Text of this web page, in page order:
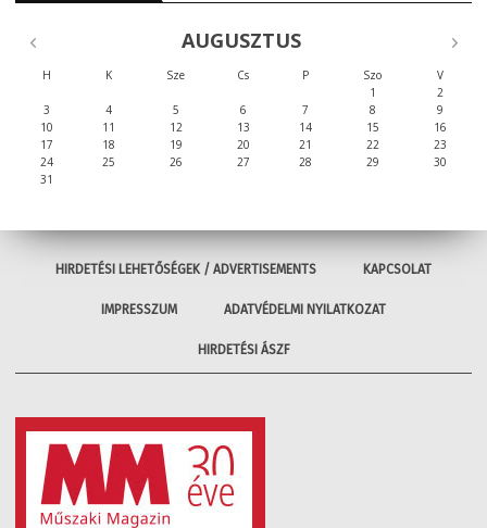
AUGUSZTUS
H K Sze Cs P Szo
V
1
2
3
4 5 6 7 8
9
10
11 12 13 14 15
16
17
18 19 20 21 22
23
24
25 26 27 28 29
30
31
HIRDETÉSI LEHETŐSÉGEK / ADVERTISEMENTS KAPCSOLAT
IMPRESSZUM ADATVÉDELMI NYILATKOZAT
HIRDETÉSI ÁSZF